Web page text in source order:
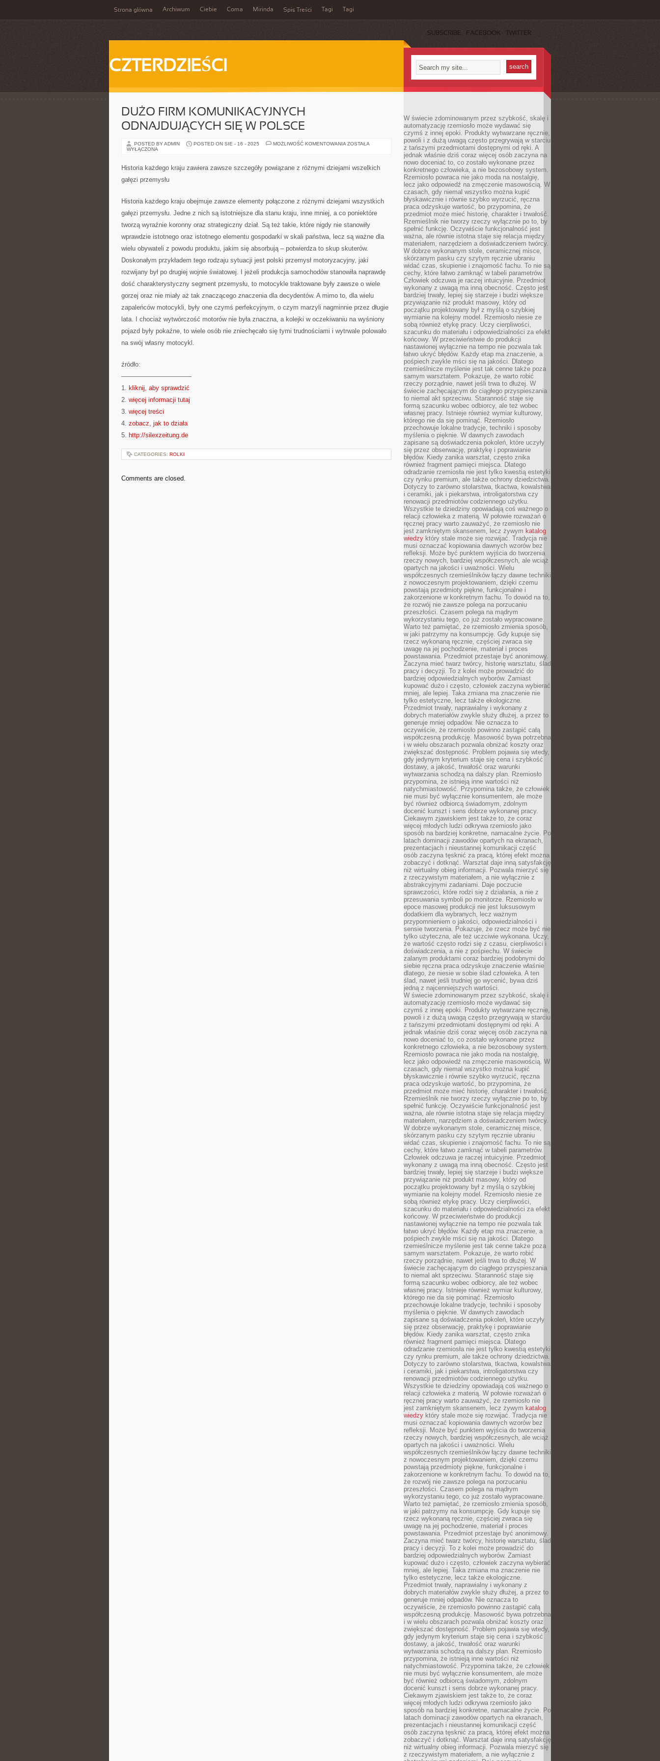
Strona główna Archiwum Ciebie Coma Mirinda Spis Treści Tagi Tagi
SUBSCRIBE FACEBOOK TWITTER
CZTERDZIEŚCI
DUŻO FIRM KOMUNIKACYJNYCH
ODNAJDUJĄCYCH SIĘ W POLSCE
POSTED BY ADMIN POSTED ON SIE - 16 - 2025 MOŻLIWOŚĆ KOMENTOWANIA DUŻO
SIĘ
W
ZOSTAŁA
WYŁĄCZONA
Historia każdego kraju zawiera zawsze szczegóły powiązane z różnymi dziejami wszelkich
gałęzi przemysłu
Historia każdego kraju obejmuje zawsze elementy połączone z różnymi dziejami wszystkich
gałęzi przemysłu. Jedne z nich są istotniejsze dla stanu kraju, inne mniej, a co poniektóre
tworzą wyraźnie koronny oraz strategiczny dział. Są też takie, które nigdy nie stanowiły
wprawdzie istotnego oraz istotnego elementu gospodarki w skali państwa, lecz są ważne dla
wielu obywateli z powodu produktu, jakim się absorbują – potwierdza to skup skuterów.
Doskonałym przykładem tego rodzaju sytuacji jest polski przemysł motoryzacyjny, jaki
rozwijany był po drugiej wojnie światowej. I jeżeli produkcja samochodów stanowiła naprawdę
dość charakterystyczny segment przemysłu, to motocykle traktowane były zawsze o wiele
gorzej oraz nie miały aż tak znaczącego znaczenia dla decydentów. A mimo to, dla wielu
zapaleńców motocykli, były one czymś perfekcyjnym, o czym marzyli nagminnie przez długie
lata. I chociaż wytwórczość motorów nie była znaczna, a kolejki w oczekiwaniu na wyśniony
pojazd były pokaźne, to wiele osób nie zniechęcało się tymi trudnościami i wytrwale polowało
na swój własny motocykl.
źródło:
———————————
1. kliknij, aby sprawdzić
2. więcej informacji tutaj
3. więcej treści
4. zobacz, jak to działa
5. http://silexzeitung.de
CATEGORIES: ROLKI
Comments are closed.
W świecie zdominowanym przez szybkość, skalę i
automatyzację rzemiosło może wydawać się
czymś z innej epoki. Produkty wytwarzane ręcznie,
powoli i z dużą uwagą często przegrywają w starciu
z tańszymi przedmiotami dostępnymi od ręki. A
jednak właśnie dziś coraz więcej osób zaczyna na
nowo doceniać to, co zostało wykonane przez
konkretnego człowieka, a nie bezosobowy system.
Rzemiosło powraca nie jako moda na nostalgię,
lecz jako odpowiedź na zmęczenie masowością. W
czasach, gdy niemal wszystko można kupić
błyskawicznie i równie szybko wyrzucić, ręczna
praca odzyskuje wartość, bo przypomina, że
przedmiot może mieć historię, charakter i trwałość.
Rzemieślnik nie tworzy rzeczy wyłącznie po to, by
spełnić funkcję. Oczywiście funkcjonalność jest
ważna, ale równie istotna staje się relacja między
materiałem, narzędziem a doświadczeniem twórcy.
W dobrze wykonanym stole, ceramicznej misce,
skórzanym pasku czy szytym ręcznie ubraniu
widać czas, skupienie i znajomość fachu. To nie są
cechy, które łatwo zamknąć w tabeli parametrów.
Człowiek odczuwa je raczej intuicyjnie. Przedmiot
wykonany z uwagą ma inną obecność. Często jest
bardziej trwały, lepiej się starzeje i budzi większe
przywiązanie niż produkt masowy, który od
początku projektowany był z myślą o szybkiej
wymianie na kolejny model. Rzemiosło niesie ze
sobą również etykę pracy. Uczy cierpliwości,
szacunku do materiału i odpowiedzialności za efekt
końcowy. W przeciwieństwie do produkcji
nastawionej wyłącznie na tempo nie pozwala tak
łatwo ukryć błędów. Każdy etap ma znaczenie, a
pośpiech zwykle mści się na jakości. Dlatego
rzemieślnicze myślenie jest tak cenne także poza
samym warsztatem. Pokazuje, że warto robić
rzeczy porządnie, nawet jeśli trwa to dłużej. W
świecie zachęcającym do ciągłego przyspieszania
to niemal akt sprzeciwu. Staranność staje się
formą szacunku wobec odbiorcy, ale też wobec
własnej pracy. Istnieje również wymiar kulturowy,
którego nie da się pominąć. Rzemiosło
przechowuje lokalne tradycje, techniki i sposoby
myślenia o pięknie. W dawnych zawodach
zapisane są doświadczenia pokoleń, które uczyły
się przez obserwację, praktykę i poprawianie
błędów. Kiedy zanika warsztat, często znika
również fragment pamięci miejsca. Dlatego
odradzanie rzemiosła nie jest tylko kwestią estetyki
czy rynku premium, ale także ochrony dziedzictwa.
Dotyczy to zarówno stolarstwa, tkactwa, kowalstwa
i ceramiki, jak i piekarstwa, introligatorstwa czy
renowacji przedmiotów codziennego użytku.
Wszystkie te dziedziny opowiadają coś ważnego o
relacji człowieka z materią. W połowie rozważań o
ręcznej pracy warto zauważyć, że rzemiosło nie
jest zamkniętym skansenem, lecz żywym katalog
wiedzy który stale może się rozwijać. Tradycja nie
musi oznaczać kopiowania dawnych wzorów bez
refleksji. Może być punktem wyjścia do tworzenia
rzeczy nowych, bardziej współczesnych, ale wciąż
opartych na jakości i uważności. Wielu
współczesnych rzemieślników łączy dawne techniki
z nowoczesnym projektowaniem, dzięki czemu
powstają przedmioty piękne, funkcjonalne i
zakorzenione w konkretnym fachu. To dowód na to,
że rozwój nie zawsze polega na porzucaniu
przeszłości. Czasem polega na mądrym
wykorzystaniu tego, co już zostało wypracowane.
Warto też pamiętać, że rzemiosło zmienia sposób,
w jaki patrzymy na konsumpcję. Gdy kupuje się
rzecz wykonaną ręcznie, częściej zwraca się
uwagę na jej pochodzenie, materiał i proces
powstawania. Przedmiot przestaje być anonimowy.
Zaczyna mieć twarz twórcy, historię warsztatu, ślad
pracy i decyzji. To z kolei może prowadzić do
bardziej odpowiedzialnych wyborów. Zamiast
kupować dużo i często, człowiek zaczyna wybierać
mniej, ale lepiej. Taka zmiana ma znaczenie nie
tylko estetyczne, lecz także ekologiczne.
Przedmiot trwały, naprawialny i wykonany z
dobrych materiałów zwykle służy dłużej, a przez to
generuje mniej odpadów. Nie oznacza to
oczywiście, że rzemiosło powinno zastąpić całą
współczesną produkcję. Masowość bywa potrzebna
i w wielu obszarach pozwala obniżać koszty oraz
zwiększać dostępność. Problem pojawia się wtedy,
gdy jedynym kryterium staje się cena i szybkość
dostawy, a jakość, trwałość oraz warunki
wytwarzania schodzą na dalszy plan. Rzemiosło
przypomina, że istnieją inne wartości niż
natychmiastowość. Przypomina także, że człowiek
nie musi być wyłącznie konsumentem, ale może
być również odbiorcą świadomym, zdolnym
docenić kunszt i sens dobrze wykonanej pracy.
Ciekawym zjawiskiem jest także to, że coraz
więcej młodych ludzi odkrywa rzemiosło jako
sposób na bardziej konkretne, namacalne życie. Po
latach dominacji zawodów opartych na ekranach,
prezentacjach i nieustannej komunikacji część
osób zaczyna tęsknić za pracą, której efekt można
zobaczyć i dotknąć. Warsztat daje inną satysfakcję
niż wirtualny obieg informacji. Pozwala mierzyć się
z rzeczywistym materiałem, a nie wyłącznie z
abstrakcyjnymi zadaniami. Daje poczucie
sprawczości, które rodzi się z działania, a nie z
przesuwania symboli po monitorze. Rzemiosło w
epoce masowej produkcji nie jest luksusowym
dodatkiem dla wybranych, lecz ważnym
przypomnieniem o jakości, odpowiedzialności i
sensie tworzenia. Pokazuje, że rzecz może być nie
tylko użyteczna, ale też uczciwie wykonana. Uczy,
że wartość często rodzi się z czasu, cierpliwości i
doświadczenia, a nie z pośpiechu. W świecie
zalanym produktami coraz bardziej podobnymi do
siebie ręczna praca odzyskuje znaczenie właśnie
dlatego, że niesie w sobie ślad człowieka. A ten
ślad, nawet jeśli trudniej go wycenić, bywa dziś
jedną z najcenniejszych wartości.
W świecie zdominowanym przez szybkość, skalę i
automatyzację rzemiosło może wydawać się
czymś z innej epoki. Produkty wytwarzane ręcznie,
powoli i z dużą uwagą często przegrywają w starciu
z tańszymi przedmiotami dostępnymi od ręki. A
jednak właśnie dziś coraz więcej osób zaczyna na
nowo doceniać to, co zostało wykonane przez
konkretnego człowieka, a nie bezosobowy system.
Rzemiosło powraca nie jako moda na nostalgię,
lecz jako odpowiedź na zmęczenie masowością. W
czasach, gdy niemal wszystko można kupić
błyskawicznie i równie szybko wyrzucić, ręczna
praca odzyskuje wartość, bo przypomina, że
przedmiot może mieć historię, charakter i trwałość.
Rzemieślnik nie tworzy rzeczy wyłącznie po to, by
spełnić funkcję. Oczywiście funkcjonalność jest
ważna, ale równie istotna staje się relacja między
materiałem, narzędziem a doświadczeniem twórcy.
W dobrze wykonanym stole, ceramicznej misce,
skórzanym pasku czy szytym ręcznie ubraniu
widać czas, skupienie i znajomość fachu. To nie są
cechy, które łatwo zamknąć w tabeli parametrów.
Człowiek odczuwa je raczej intuicyjnie. Przedmiot
wykonany z uwagą ma inną obecność. Często jest
bardziej trwały, lepiej się starzeje i budzi większe
przywiązanie niż produkt masowy, który od
początku projektowany był z myślą o szybkiej
wymianie na kolejny model. Rzemiosło niesie ze
sobą również etykę pracy. Uczy cierpliwości,
szacunku do materiału i odpowiedzialności za efekt
końcowy. W przeciwieństwie do produkcji
nastawionej wyłącznie na tempo nie pozwala tak
łatwo ukryć błędów. Każdy etap ma znaczenie, a
pośpiech zwykle mści się na jakości. Dlatego
rzemieślnicze myślenie jest tak cenne także poza
samym warsztatem. Pokazuje, że warto robić
rzeczy porządnie, nawet jeśli trwa to dłużej. W
świecie zachęcającym do ciągłego przyspieszania
to niemal akt sprzeciwu. Staranność staje się
formą szacunku wobec odbiorcy, ale też wobec
własnej pracy. Istnieje również wymiar kulturowy,
którego nie da się pominąć. Rzemiosło
przechowuje lokalne tradycje, techniki i sposoby
myślenia o pięknie. W dawnych zawodach
zapisane są doświadczenia pokoleń, które uczyły
się przez obserwację, praktykę i poprawianie
błędów. Kiedy zanika warsztat, często znika
również fragment pamięci miejsca. Dlatego
odradzanie rzemiosła nie jest tylko kwestią estetyki
czy rynku premium, ale także ochrony dziedzictwa.
Dotyczy to zarówno stolarstwa, tkactwa, kowalstwa
i ceramiki, jak i piekarstwa, introligatorstwa czy
renowacji przedmiotów codziennego użytku.
Wszystkie te dziedziny opowiadają coś ważnego o
relacji człowieka z materią. W połowie rozważań o
ręcznej pracy warto zauważyć, że rzemiosło nie
jest zamkniętym skansenem, lecz żywym katalog
wiedzy który stale może się rozwijać. Tradycja nie
musi oznaczać kopiowania dawnych wzorów bez
refleksji. Może być punktem wyjścia do tworzenia
rzeczy nowych, bardziej współczesnych, ale wciąż
opartych na jakości i uważności. Wielu
współczesnych rzemieślników łączy dawne techniki
z nowoczesnym projektowaniem, dzięki czemu
powstają przedmioty piękne, funkcjonalne i
zakorzenione w konkretnym fachu. To dowód na to,
że rozwój nie zawsze polega na porzucaniu
przeszłości. Czasem polega na mądrym
wykorzystaniu tego, co już zostało wypracowane.
Warto też pamiętać, że rzemiosło zmienia sposób,
w jaki patrzymy na konsumpcję. Gdy kupuje się
rzecz wykonaną ręcznie, częściej zwraca się
uwagę na jej pochodzenie, materiał i proces
powstawania. Przedmiot przestaje być anonimowy.
Zaczyna mieć twarz twórcy, historię warsztatu, ślad
pracy i decyzji. To z kolei może prowadzić do
bardziej odpowiedzialnych wyborów. Zamiast
kupować dużo i często, człowiek zaczyna wybierać
mniej, ale lepiej. Taka zmiana ma znaczenie nie
tylko estetyczne, lecz także ekologiczne.
Przedmiot trwały, naprawialny i wykonany z
dobrych materiałów zwykle służy dłużej, a przez to
generuje mniej odpadów. Nie oznacza to
oczywiście, że rzemiosło powinno zastąpić całą
współczesną produkcję. Masowość bywa potrzebna
i w wielu obszarach pozwala obniżać koszty oraz
zwiększać dostępność. Problem pojawia się wtedy,
gdy jedynym kryterium staje się cena i szybkość
dostawy, a jakość, trwałość oraz warunki
wytwarzania schodzą na dalszy plan. Rzemiosło
przypomina, że istnieją inne wartości niż
natychmiastowość. Przypomina także, że człowiek
nie musi być wyłącznie konsumentem, ale może
być również odbiorcą świadomym, zdolnym
docenić kunszt i sens dobrze wykonanej pracy.
Ciekawym zjawiskiem jest także to, że coraz
więcej młodych ludzi odkrywa rzemiosło jako
sposób na bardziej konkretne, namacalne życie. Po
latach dominacji zawodów opartych na ekranach,
prezentacjach i nieustannej komunikacji część
osób zaczyna tęsknić za pracą, której efekt można
zobaczyć i dotknąć. Warsztat daje inną satysfakcję
niż wirtualny obieg informacji. Pozwala mierzyć się
z rzeczywistym materiałem, a nie wyłącznie z